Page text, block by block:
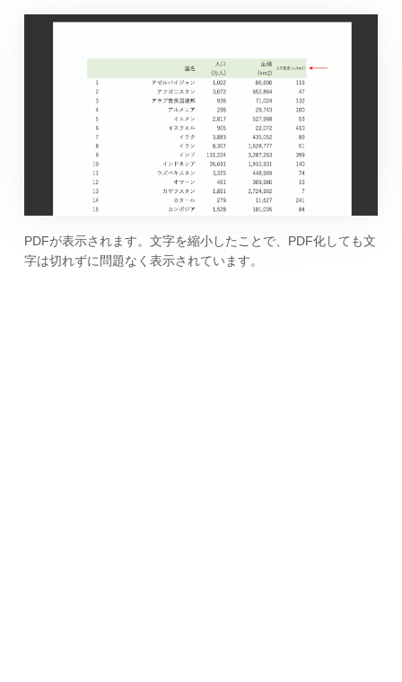
PDFが表示されます。文字を縮小したことで、PDF化しても文
字は切れずに問題なく表示されています。